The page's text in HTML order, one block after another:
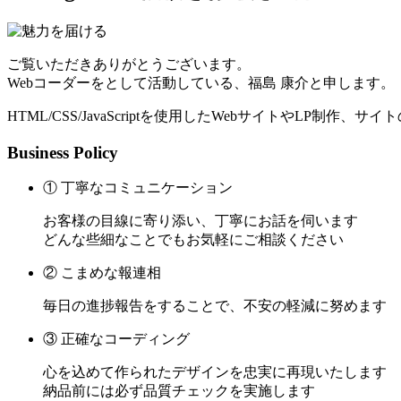
ご覧いただきありがとうございます。
Webコーダーをとして活動している、福島 康介と申します。
HTML/CSS/JavaScriptを使用したWebサイトやLP制作、サイ
Business Policy
① 丁寧なコミュニケーション
お客様の目線に寄り添い、丁寧にお話を伺います
どんな些細なことでもお気軽にご相談ください
② こまめな報連相
毎日の進捗報告をすることで、不安の軽減に努めます
③ 正確なコーディング
心を込めて作られたデザインを忠実に再現いたします
納品前には必ず品質チェックを実施します